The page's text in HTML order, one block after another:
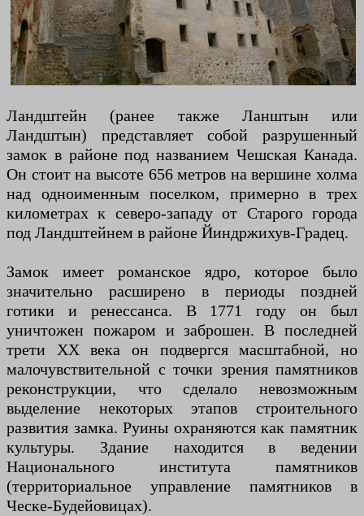
Ландштейн (ранее также Ланштын или
Ландштын) представляет собой разрушенный
замок в районе под названием Чешская Канада.
Он стоит на высоте 656 метров на вершине холма
над одноименным поселком, примерно в трех
километрах к северо-западу от Старого города
под Ландштейнем в районе Йиндржихув-Градец.
Замок имеет романское ядро, которое было
значительно расширено в периоды поздней
готики и ренессанса. В 1771 году он был
уничтожен пожаром и заброшен. В последней
трети ХХ века он подвергся масштабной, но
малочувствительной с точки зрения памятников
реконструкции, что сделало невозможным
выделение некоторых этапов строительного
развития замка. Руины охраняются как памятник
культуры. Здание находится в ведении
Национального института памятников
(территориальное управление памятников в
Ческе-Будейовицах).